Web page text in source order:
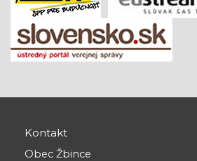
Kontakt
Obec Žbince